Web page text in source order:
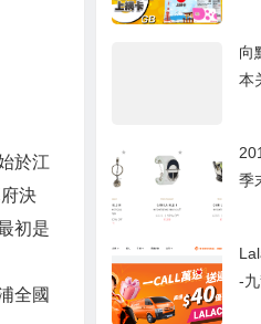
於江
決
初是
全國
向
本
季
-